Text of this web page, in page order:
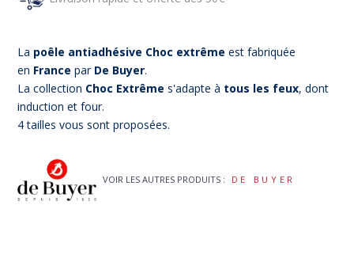
La poêle antiadhésive Choc extrême est fabriquée
en France par De Buyer.
La collection Choc Extrêmes'adapte à tous les feux, dont
induction et four.
4 tailles vous sont proposées.
VOIR LES AUTRES PRODUITS : DE BUYER